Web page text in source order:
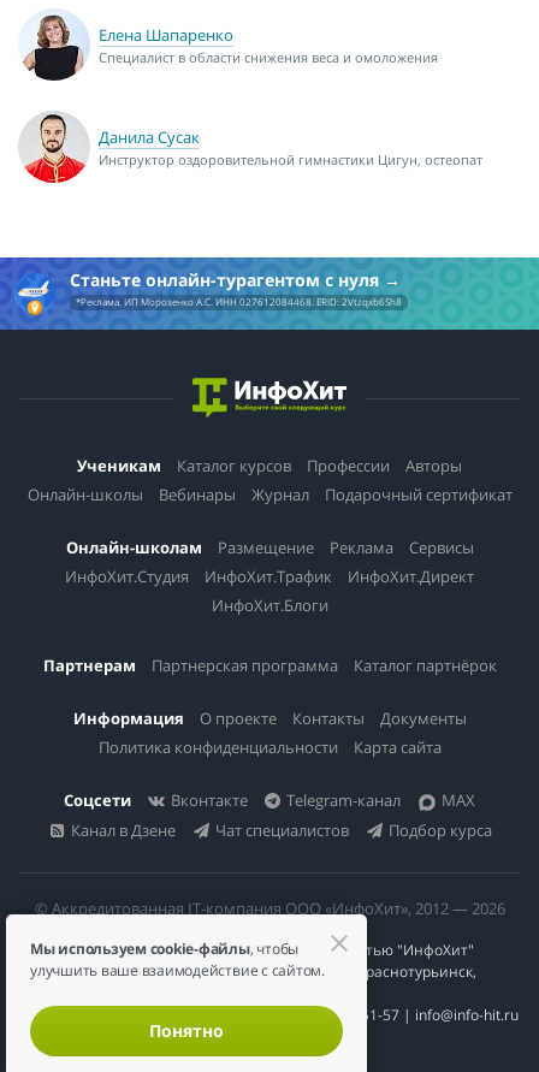
Елена Шапаренко
Специалист в области снижения веса и омоложения
Данила Сусак
Инструктор оздоровительной гимнастики Цигун, остеопат
Станьте онлайн-турагентом с нуля
*Реклама. ИП Морозенко А.С. ИНН 027612084468. ERID: 2Vtzqxb6Sh8
Ученикам Каталог курсов Профессии
Авторы
Онлайн-школы
Вебинары Журнал Подарочный сертификат
Онлайн-школам Размещение Реклама
Сервисы
ИнфоХит.Студия
ИнфоХит.Трафик
ИнфоХит.Директ
ИнфоХит.Блоги
Партнерам Партнерская программа Каталог партнёрок
Информация О проекте Контакты
Документы
Политика конфиденциальности
Карта сайта
Соцсети Вконтакте Telegram-канал
MAX
Канал в Дзене
Чат специалистов Подбор курса
© Аккредитованная IT-компания ООО «ИнфоХит», 2012 — 2026
Общество с ограниченной ответственностью "ИнфоХит"
624446, Россия, Свердловская область, г. Краснотурьинск,
ИНН 6617023200 | КПП 661701001 | +7 984 888-51-57 | info@info-hit.ru
Мы используем cookie-файлы, чтобы
улучшить ваше взаимодействие с сайтом.
Понятно